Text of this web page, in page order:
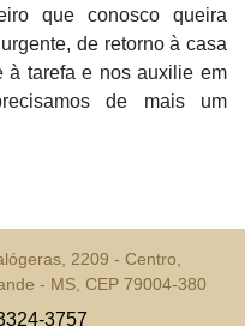
que conosco queira
de retorno à casa
à tarefa e nos auxilie em
de mais um
2209 - Centro,
- MS, CEP 79004-380
3757